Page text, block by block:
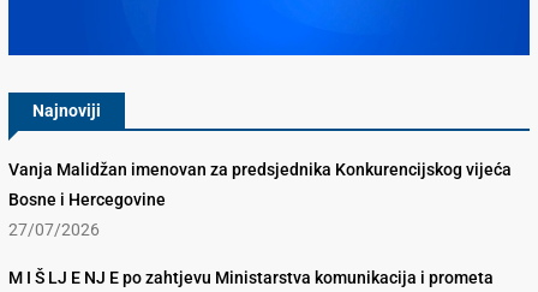
Najnoviji
Vanja Malidžan imenovan za predsjednika Konkurencijskog vijeća
Bosne i Hercegovine
27/07/2026
M I Š LJ E NJ E po zahtjevu Ministarstva komunikacija i prometa